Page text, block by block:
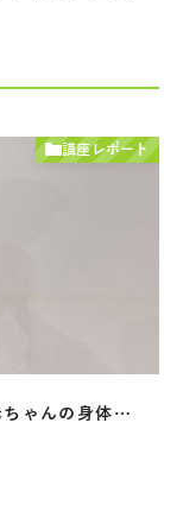
講座レポート
ちゃんの身体…